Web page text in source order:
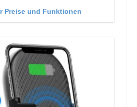
Preise und Funktionen